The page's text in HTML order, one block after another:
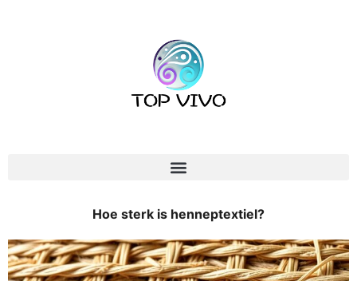
Hoe sterk is henneptextiel?